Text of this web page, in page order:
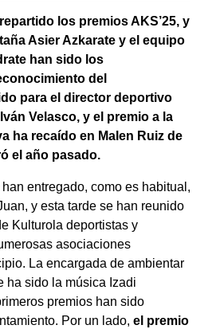
los premios AKS’25, y
Asier Azkarate y el equipo
han sido los
del
para el director deportivo
Velasco, y el premio a la
ha recaído en Malen Ruiz de
el año pasado.
entregado, como es habitual,
y esta tarde se han reunido
Kulturola deportistas y
asociaciones
La encargada de ambientar
ha sido la música Izadi
premios han sido
Por un lado, el premio